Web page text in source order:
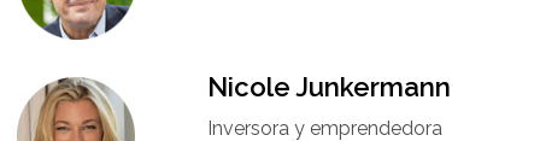
Nicole Junkermann​
Inversora y emprendedora